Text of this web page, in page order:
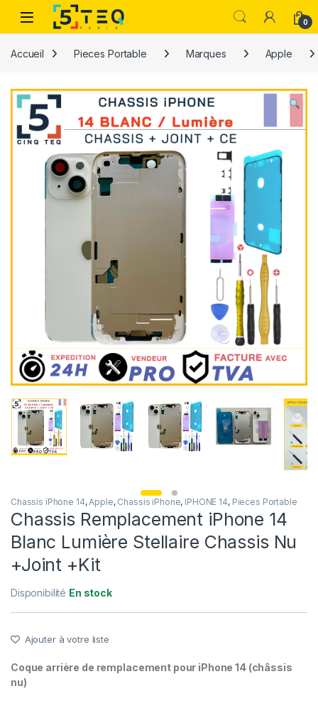
Passer à la navigation
Aller au contenu
0
Accueil Pieces Portable Marques Apple
Chassis iPhone 14, Apple, Chassis iPhone, IPHONE 14, Pieces Portable
Chassis Remplacement iPhone 14
Blanc Lumière Stellaire Chassis Nu
+Joint +Kit
Disponibilité En stock
Ajouter à votre liste
Coque arrière de remplacement pour iPhone 14 (châssis
nu)